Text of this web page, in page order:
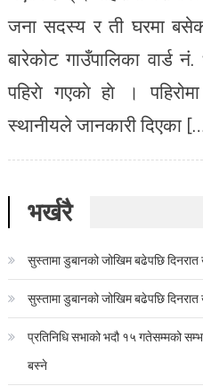
जना सदस्य र ती घरमा
बारेकोट गाउँपालिका वार्ड
पहिराे गएकाे हाे ।
स्थानीयले जानकारी दिएका
भर्खरै
सुस्तामा डुबानको जोखिम बढेपछि
सुस्तामा डुबानको जोखिम बढेपछि
प्रतिनिधि सभाको भदौ १५ गतेसम्मको
बस्ने